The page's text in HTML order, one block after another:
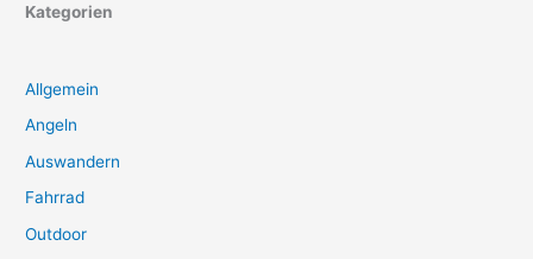
Kategorien
Allgemein
Angeln
Auswandern
Fahrrad
Outdoor